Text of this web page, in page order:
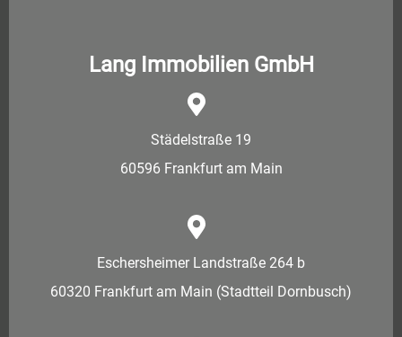
Lang Immobilien GmbH
Städelstraße 19
60596 Frankfurt am Main
Eschersheimer Landstraße 264 b
60320 Frankfurt am Main (Stadtteil Dornbusch)